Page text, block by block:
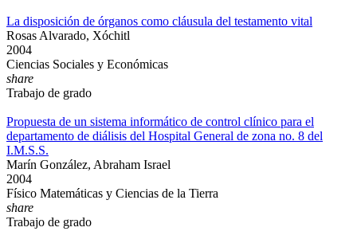
La disposición de órganos como cláusula del testamento vital
Rosas Alvarado, Xóchitl
2004
Ciencias Sociales y Económicas
share
Trabajo de grado
Propuesta de un sistema informático de control clínico para el
departamento de diálisis del Hospital General de zona no. 8 del
I.M.S.S.
Marín González, Abraham Israel
2004
Físico Matemáticas y Ciencias de la Tierra
share
Trabajo de grado